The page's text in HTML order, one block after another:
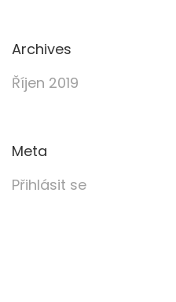
Archives
Říjen 2019
Meta
Přihlásit se